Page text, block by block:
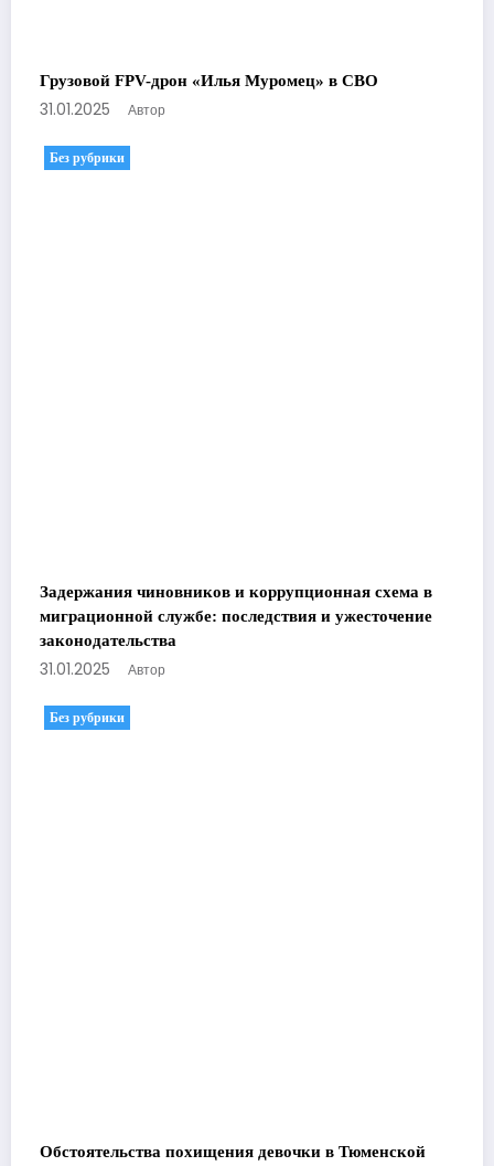
Грузовой FPV-дрон «Илья Муромец» в СВО
31.01.2025 Автор
Без рубрики
Задержания чиновников и коррупционная схема в
миграционной службе: последствия и ужесточение
законодательства
31.01.2025 Автор
Без рубрики
Обстоятельства похищения девочки в Тюменской